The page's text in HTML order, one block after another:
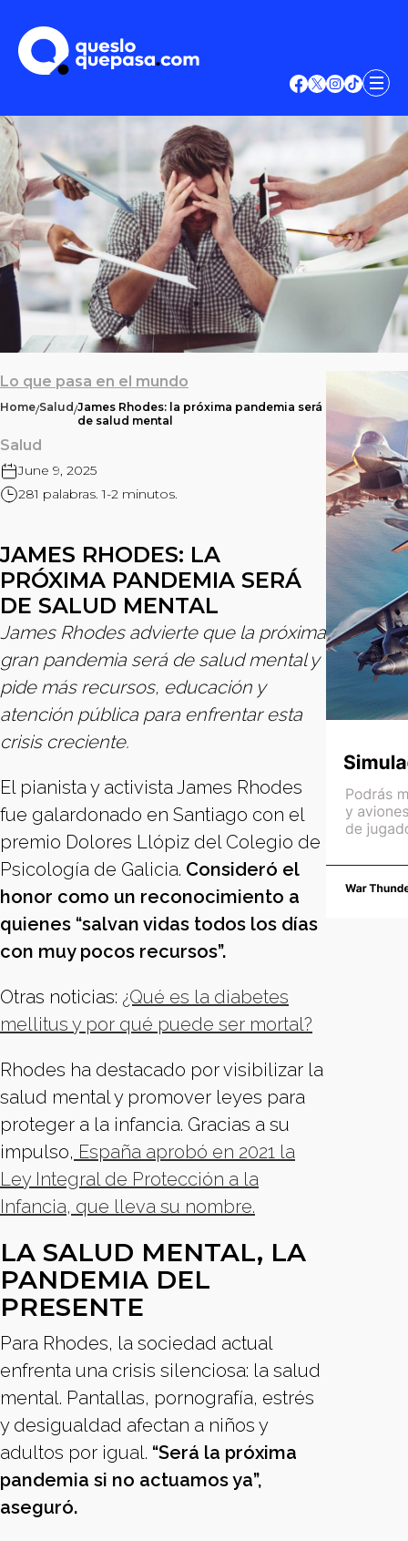
Lo que pasa en el mundo
Home/Salud/James Rhodes: la próxima pandemia será
de salud mental
Salud
June 9, 2025
281 palabras. 1-2 minutos.
JAMES RHODES: LA
PRÓXIMA PANDEMIA SERÁ
DE SALUD MENTAL
James Rhodes advierte que la próxima
gran pandemia será de salud mental y
pide más recursos, educación y
atención pública para enfrentar esta
crisis creciente.
El pianista y activista James Rhodes
fue galardonado en Santiago con el
premio Dolores Llópiz del Colegio de
Psicología de Galicia. Consideró el
honor como un reconocimiento a
quienes “salvan vidas todos los días
con muy pocos recursos”.
Otras noticias: ¿Qué es la diabetes
mellitus y por qué puede ser mortal?
Rhodes ha destacado por visibilizar la
salud mental y promover leyes para
proteger a la infancia. Gracias a su
impulso, España aprobó en 2021 la
Ley Integral de Protección a la
Infancia, que lleva su nombre.
LA SALUD MENTAL, LA
PANDEMIA DEL
PRESENTE
Para Rhodes, la sociedad actual
enfrenta una crisis silenciosa: la salud
mental. Pantallas, pornografía, estrés
y desigualdad afectan a niños y
adultos por igual. “Será la próxima
pandemia si no actuamos ya”,
aseguró.